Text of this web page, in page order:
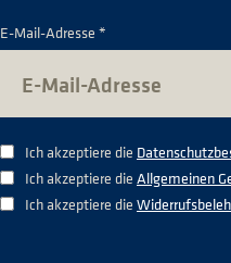
E-Mail-Adresse *
Ich akzeptiere die
Ich akzeptiere die Allgemeinen
Ich akzeptiere die